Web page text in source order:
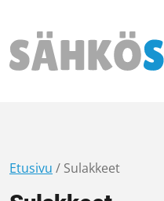
Päävalikko
Etusivu / Sulakkeet